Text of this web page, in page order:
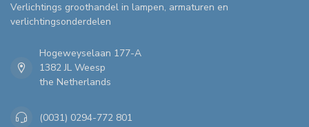
Verlichtings groothandel in lampen, armaturen en
verlichtingsonderdelen
Hogeweyselaan 177-A
1382 JL Weesp
the Netherlands
(0031) 0294-772 801